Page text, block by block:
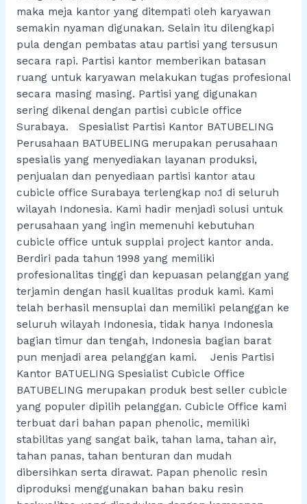
maka meja kantor yang ditempati oleh karyawan
semakin nyaman digunakan. Selain itu dilengkapi
pula dengan pembatas atau partisi yang tersusun
secara rapi. Partisi kantor memberikan batasan
ruang untuk karyawan melakukan tugas profesional
secara masing masing. Partisi yang digunakan
sering dikenal dengan partisi cubicle office
Surabaya. Spesialist Partisi Kantor BATUBELING
Perusahaan BATUBELING merupakan perusahaan
spesialis yang menyediakan layanan produksi,
penjualan dan penyediaan partisi kantor atau
cubicle office Surabaya terlengkap no.1 di seluruh
wilayah Indonesia. Kami hadir menjadi solusi untuk
perusahaan yang ingin memenuhi kebutuhan
cubicle office untuk supplai project kantor anda.
Berdiri pada tahun 1998 yang memiliki
profesionalitas tinggi dan kepuasan pelanggan yang
terjamin dengan hasil kualitas produk kami. Kami
telah berhasil mensuplai dan memiliki pelanggan ke
seluruh wilayah Indonesia, tidak hanya Indonesia
bagian timur dan tengah, Indonesia bagian barat
pun menjadi area pelanggan kami. Jenis Partisi
Kantor BATUELING Spesialist Cubicle Office
BATUBELING merupakan produk best seller cubicle
yang populer dipilih pelanggan. Cubicle Office kami
terbuat dari bahan papan phenolic, memiliki
stabilitas yang sangat baik, tahan lama, tahan air,
tahan panas, tahan benturan dan mudah
dibersihkan serta dirawat. Papan phenolic resin
diproduksi menggunakan bahan baku resin